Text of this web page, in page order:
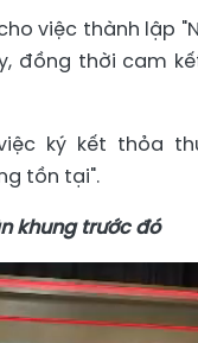
việc thành lập
đồng thời cam
ký kết thỏa
tồn tại".
khung trước đó